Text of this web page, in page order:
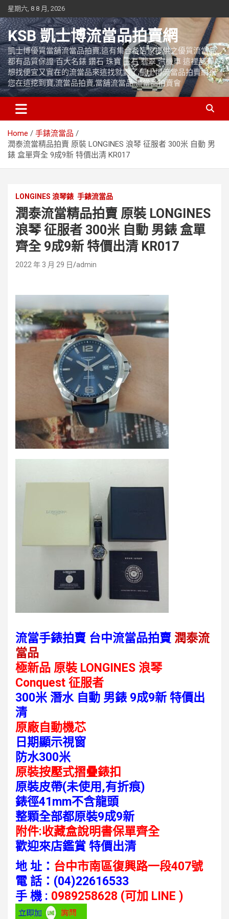
Skip
to
content
星期六, 8 8 月, 2026
KSB 凱士博流當品拍賣網
凱士博優質當舖流當品拍賣,這有集合各店家提供之優質流當品,
都有品質保證 百大名錶 鑽石 珠寶 玉石 翡翠 汽機車 這裡都有
想找便宜又實在的流當品來這找就對了,凱士博流當品拍賣網祝
您在這挖到寶,流當品拍賣,當舖流當品,流當品拍賣會
Home
手錶流當品
潤泰流當精品拍賣 原裝 LONGINES 浪琴 征服者 300米 自動 男
錶 盒單齊全 9成9新 特價出清 KR017
LONGINES 浪琴錶 手錶流當品
潤泰流當精品拍賣 原裝 LONGINES
浪琴 征服者 300米 自動 男錶 盒單
齊全 9成9新 特價出清 KR017
2022 年 3 月 29 日 admin
流當手錶拍賣 台中流當品拍賣 潤泰流
當品
極新品 原裝 LONGINES 浪琴
Conquest 征服者
300米 潛水 自動 男錶 9成9新 特價出
清
原廠自動機芯
日期顯示視窗
防水300米
原裝按壓式摺疊錶扣
原裝皮帶(未使用,有折痕)
錶徑41mm不含龍頭
整顆全部都原裝9成9新
附件:收藏盒說明書保單齊全
歡迎來店鑑賞 特價出清
地 址： 台中市南區復興路一段407號
電 話： (04)22616533
手 機 : 0989258628 (可加 LINE )